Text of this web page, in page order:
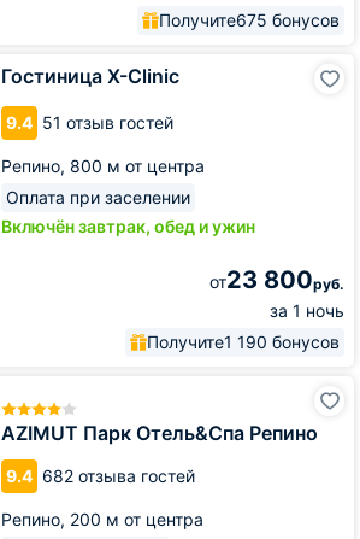
Получите675 бонусов
Гостиница X-Clinic
9.4 51 отзыв гостей
Репино, 800 м от центра
Оплата при заселении
Включён завтрак, обед и ужин
от23 800руб.
за 1 ночь
Получите1 190 бонусов
AZIMUT Парк Отель&Спа Репино
9.4 682 отзыва гостей
Репино, 200 м от центра